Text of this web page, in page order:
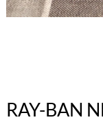
RAY-BAN